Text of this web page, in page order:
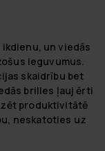
ikdienu, unviedās
ieguvumus.
skaidrību bet
brilles ļauj ērti
produktivitātē
neskatoties uz